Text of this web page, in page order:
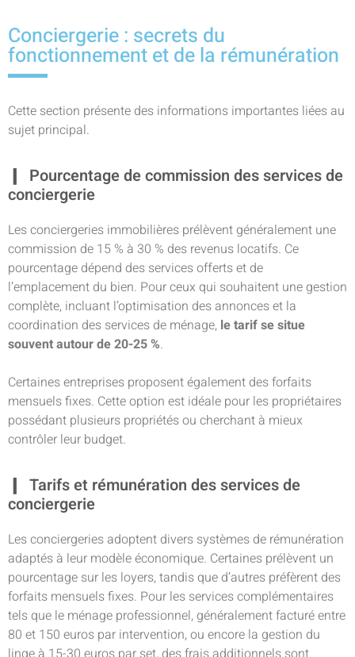
Conciergerie : secrets du
fonctionnement et de la rémunération
Cette section présente des informations importantes liées au
sujet principal.
Pourcentage de commission des services de
conciergerie
Les conciergeries immobilières prélèvent généralement une
commission de 15 % à 30 % des revenus locatifs. Ce
pourcentage dépend des services offerts et de
l’emplacement du bien. Pour ceux qui souhaitent une gestion
complète, incluant l’optimisation des annonces et la
coordination des services de ménage, le tarif se situe
souvent autour de 20-25 %.
Certaines entreprises proposent également des forfaits
mensuels fixes. Cette option est idéale pour les propriétaires
possédant plusieurs propriétés ou cherchant à mieux
contrôler leur budget.
Tarifs et rémunération des services de
conciergerie
Les conciergeries adoptent divers systèmes de rémunération
adaptés à leur modèle économique. Certaines prélèvent un
pourcentage sur les loyers, tandis que d’autres préfèrent des
forfaits mensuels fixes. Pour les services complémentaires
tels que le ménage professionnel, généralement facturé entre
80 et 150 euros par intervention, ou encore la gestion du